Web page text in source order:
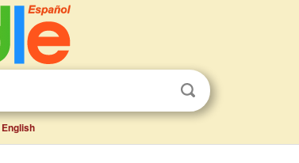
English